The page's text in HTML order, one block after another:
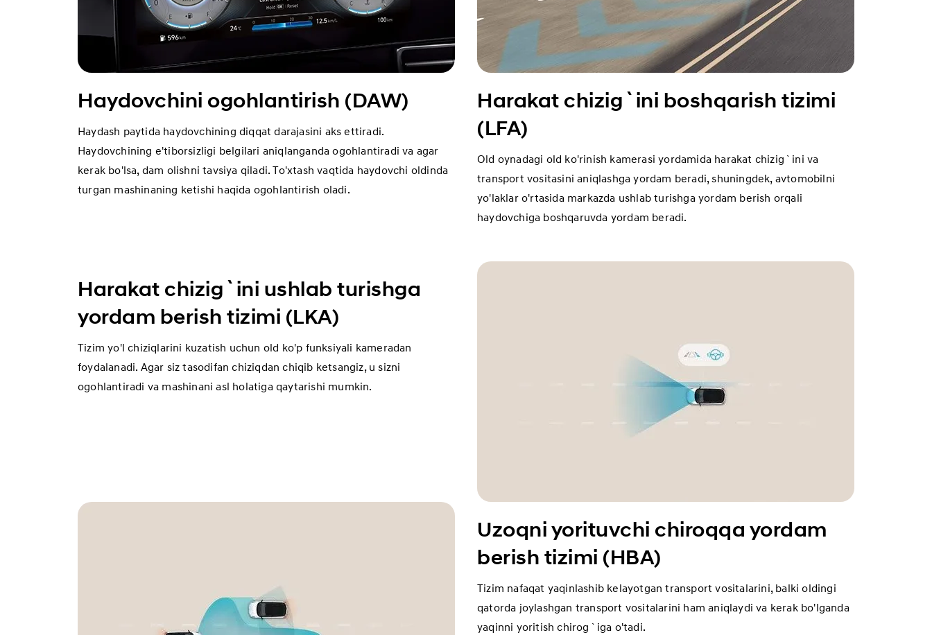
Haydovchini ogohlantirish (DAW)
Haydash paytida haydovchining diqqat darajasini aks ettiradi.
Haydovchining e'tiborsizligi belgilari aniqlanganda ogohlantiradi va agar
kerak bo'lsa, dam olishni tavsiya qiladi. To'xtash vaqtida haydovchi oldinda
turgan mashinaning ketishi haqida ogohlantirish oladi.
Harakat chizig`ini boshqarish tizimi
(LFA)
Old oynadagi old ko'rinish kamerasi yordamida harakat chizig`ini va
transport vositasini aniqlashga yordam beradi, shuningdek, avtomobilni
yo'laklar o'rtasida markazda ushlab turishga yordam berish orqali
haydovchiga boshqaruvda yordam beradi.
Harakat chizig`ini ushlab turishga
yordam berish tizimi (LKA)
Tizim yo'l chiziqlarini kuzatish uchun old ko'p funksiyali kameradan
foydalanadi. Agar siz tasodifan chiziqdan chiqib ketsangiz, u sizni
ogohlantiradi va mashinani asl holatiga qaytarishi mumkin.
Uzoqni yorituvchi chiroqqa yordam
berish tizimi (HBA)
Tizim nafaqat yaqinlashib kelayotgan transport vositalarini, balki oldingi
qatorda joylashgan transport vositalarini ham aniqlaydi va kerak bo'lganda
yaqinni yoritish chirog`iga o'tadi.